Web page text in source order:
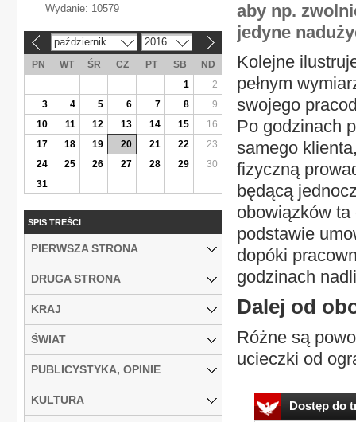
aby np.
jedyne
Kolejne
pełnym
swojego
Po godzinach
samego
fizyczną
będącą
obowiązków ta
podstawie
dopóki
godzinach
Dalej od
Różne są
ucieczki od
Dostęp do
Wydanie: 10579
październik 2016
PN WT ŚR CZ PT SB
ND
1
2
3
4 5 6 7 8
9
10
11 12 13 14 15
16
17
18 19 20 21 22
23
24
25 26 27 28 29
30
31
SPIS TREŚCI
PIERWSZA STRONA
DRUGA STRONA
KRAJ
ŚWIAT
PUBLICYSTYKA, OPINIE
KULTURA